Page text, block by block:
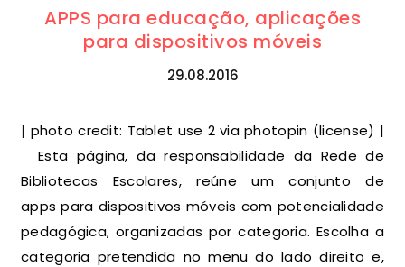
APPS para educação, aplicações
para dispositivos móveis
29.08.2016
| photo credit: Tablet use 2 via photopin (license) |
Esta página, da responsabilidade da Rede de
Bibliotecas Escolares, reúne um conjunto de
apps para dispositivos móveis com potencialidade
pedagógica, organizadas por categoria. Escolha a
categoria pretendida no menu do lado direito e,